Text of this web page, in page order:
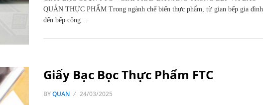
QUẢN THỰC PHẨM Trong ngành chế biến thực phẩm, từ gian bếp gia đình
đến bếp công…
Giấy Bạc Bọc Thực Phẩm FTC
BYQUAN 24/03/2025